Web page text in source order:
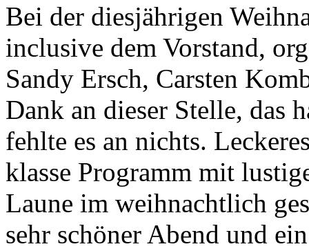
Bei der diesjährigen
inclusive dem Vorstand,
Sandy Ersch, Carsten
Dank an dieser Stelle, das
fehlte es an nichts.
klasse Programm mit
Laune im weihnachtlich
sehr schöner Abend und